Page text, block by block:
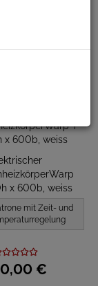
x 600b, weiss
mit Zeit- und
00 €